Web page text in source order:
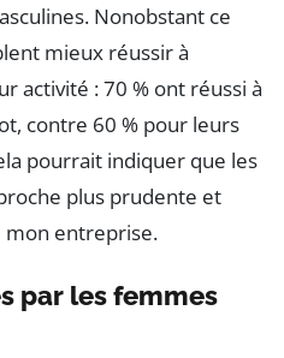
Nonobstant ce
mieux réussir à
activité : 70 % ont réussi à
contre 60 % pour leurs
pourrait indiquer que les
plus prudente et
mon entreprise.
par les femmes